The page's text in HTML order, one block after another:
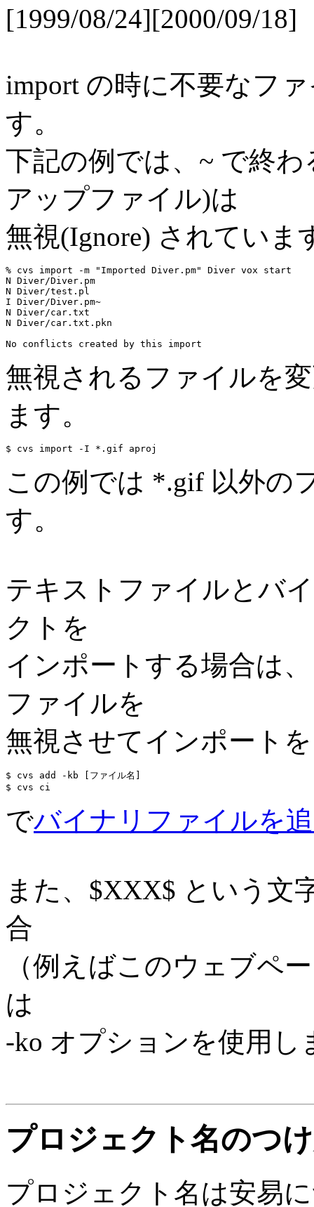
[1999/08/24][2000/09/18]
import の時に不要なフ
す。
下記の例では、~ で終わ
アップファイル)は
無視(Ignore) されていま
% cvs import -m "Imported Diver.pm" Diver vox start
N Diver/Diver.pm
N Diver/test.pl
I Diver/Diver.pm~
N Diver/car.txt
N Diver/car.txt.pkn
無視されるファイルを
ます。
この例では *.gif 以外の
す。
テキストファイルとバ
クトを
インポートする場合は
ファイルを
無視させてインポート
$ cvs add -kb [ファイル名]
でバイナリファイルを
また、$XXX$ という文
合
（例えばこのウェブペ
は
-ko オプションを使用し
プロジェクト名のつ
プロジェクト名は安易